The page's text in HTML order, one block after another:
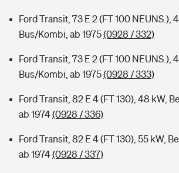
Ford Transit, 73 E 2 (FT 100 NEUNS.),
Bus/Kombi, ab 1975(0928 / 332)
Ford Transit, 73 E 2 (FT 100 NEUNS.),
Bus/Kombi, ab 1975(0928 / 333)
Ford Transit, 82 E 4 (FT 130), 48 kW,
ab 1974(0928 / 336)
Ford Transit, 82 E 4 (FT 130), 55 kW,
ab 1974(0928 / 337)